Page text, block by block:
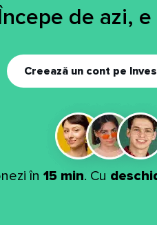
de azi,
Creează un cont pe
în 15 min. Cu